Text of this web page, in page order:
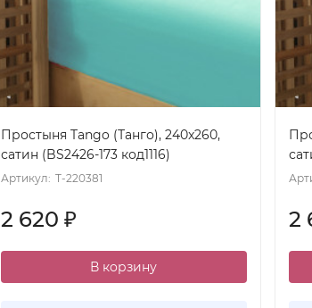
Простыня Tango (Танго), 240x260,
сатин (BS2426-173 код1116)
Артикул: T-220381
2 620 ₽
В корзину
2